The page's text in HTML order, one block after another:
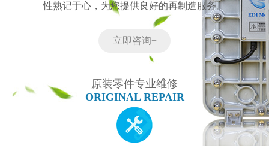
性熟记于心，为您提供良好的再制造服务。
立即咨询+
原装零件专业维修
ORIGINAL REPAIR